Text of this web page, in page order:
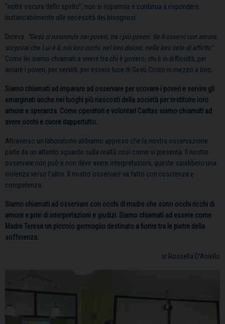
“notte oscura dello spirito”, non si risparmia e continua a rispondere
instancabilmente alle necessità dei bisognosi.
Diceva: “Gesù si nasconde nei poveri, tra i più poveri. Se li osservi con amore,
scoprirai che Lui è lì, nei loro occhi, nel loro dolore, nella loro sete di affetto”.
Come lei siamo chiamati a vivere tra chi è povero, chi è in difficoltà, per
amare i poveri, per servirli, per essere luce di Gesù Cristo in mezzo a loro.
Siamo chiamati ad imparare ad osservare per scovare i poveri e servire gli
emarginati anche nei luoghi più nascosti della società per restituire loro
amore e speranza. Come operatori e volontari Caritas siamo chiamati ad
avere occhi e cuore dappertutto.
Attraverso un laboratorio abbiamo appreso che la nostra osservazione
parte da un attento sguardo sulla realtà così come si presenta. Il nostro
osservare non può e non deve avere interpretazioni, queste sarebbero una
violenza verso l’altro. Il nostro osservare va fatto con coscienza e
competenza.
Siamo chiamati ad osservare con occhi di madre che sono occhi ricchi di
amore e privi di interpretazioni e giudizi. Siamo chiamati ad essere come
Madre Teresa un piccolo germoglio destinato a fiorire tra le pietre della
sofferenza.
sr Rossella D’Aniello